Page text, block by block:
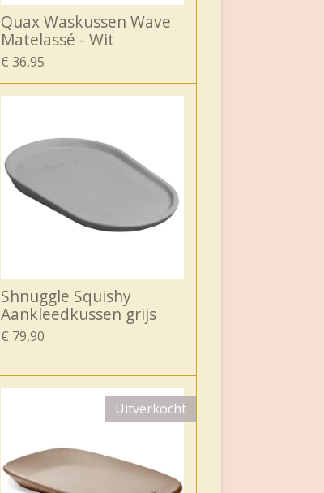
Quax Waskussen Wave
Matelassé - Wit
€ 36,95
Shnuggle Squishy
Aankleedkussen grijs
€ 79,90
Uitverkocht